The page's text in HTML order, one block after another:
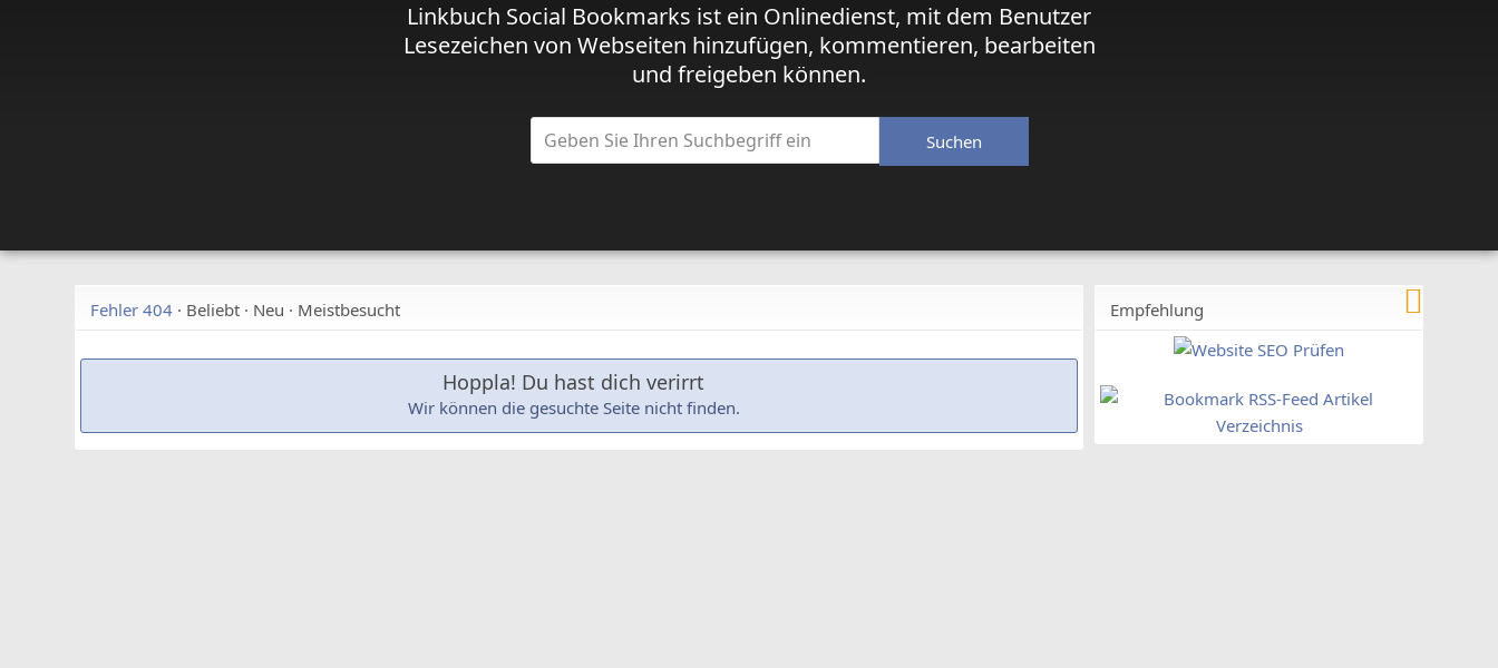
Linkbuch Social Bookmarks ist ein Onlinedienst, mit dem Benutzer
Lesezeichen von Webseiten hinzufügen, kommentieren, bearbeiten
und freigeben können.
Fehler 404 · Beliebt · Neu · Meistbesucht
Hoppla! Du hast dich verirrt
Wir können die gesuchte Seite nicht finden.
Empfehlung